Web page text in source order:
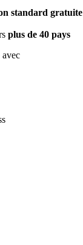
standard gratuite
plus de 40 pays
avec